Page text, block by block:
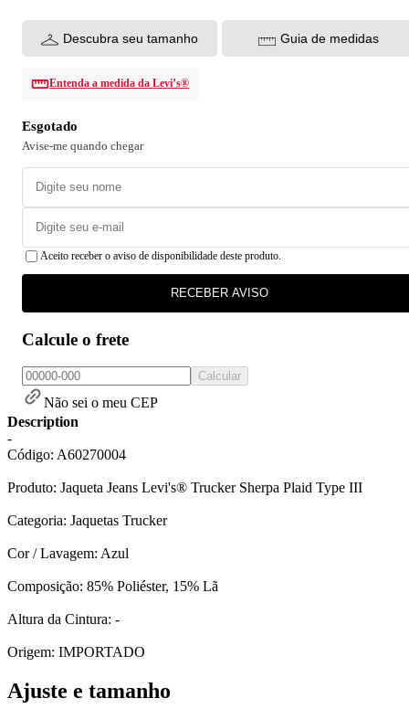
Descubra seu tamanho Guia de medidas
Entenda a medida da Levi’s®
Esgotado
Avise-me quando chegar
Aceito receber o aviso de disponibilidade deste produto.
RECEBER AVISO
Calcule o frete
Calcular
Não sei o meu CEP
Description
-
Código: A60270004
Produto: Jaqueta Jeans Levi's® Trucker Sherpa Plaid Type III
Categoria: Jaquetas Trucker
Cor / Lavagem: Azul
Composição: 85% Poliéster, 15% Lã
Altura da Cintura: -
Origem: IMPORTADO
Ajuste e tamanho